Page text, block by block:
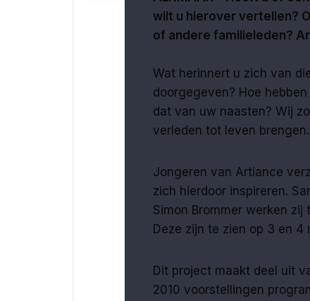
wilt u hierover vertellen?
of andere familieleden?
Wat herinnert u zich van
doorgegeven? Hoe
dat van uw naasten? Wij
verleden tot leven brengen.
Jongeren van Artiance
zich hierdoor inspireren.
Simon Brommer werken
Deze zijn te zien op 3 en 4
Dit project maakt deel uit
2010 voorstellingen